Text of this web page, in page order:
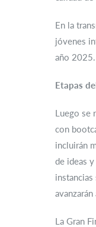
En la
jóvenes
año 2025.
Etapas
Luego se
con
incluirán
de ideas
La Gran